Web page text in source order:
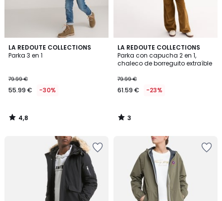
LA REDOUTE COLLECTIONS
Parka 3 en 1
79.99 €
55.99 € -30%
4,8
/ 5
4,8
/
LA REDOUTE COLLECTIONS
Parka con capucha 2 en 1,
chaleco de borreguito extraíble
79.99 €
61.59 € -23%
3
/
5
3
/